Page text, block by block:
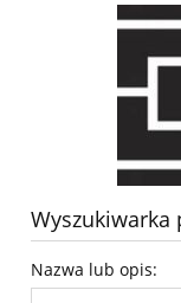
Nazwa lub opis: